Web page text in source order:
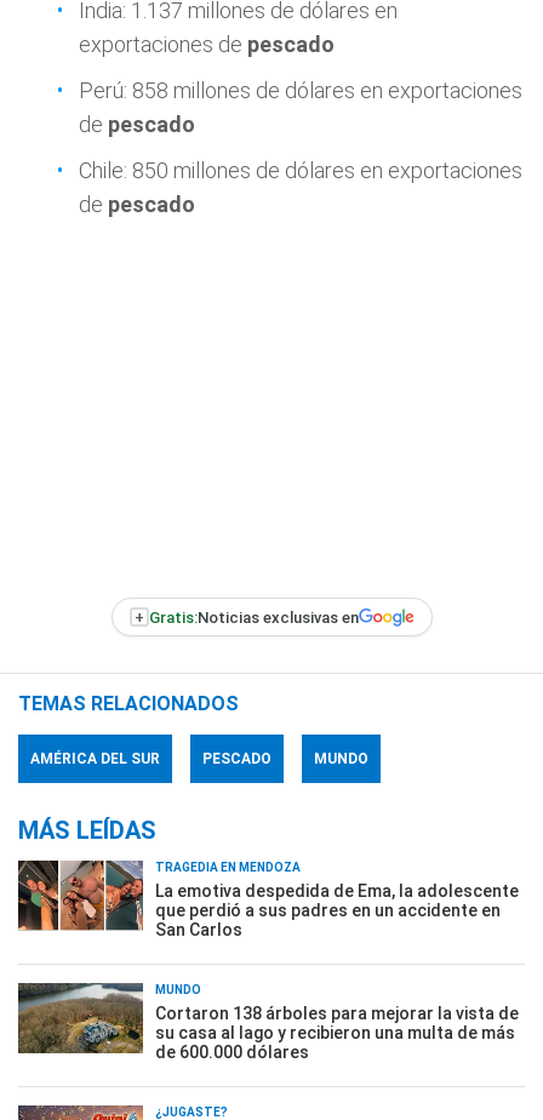
India: 1.137 millones de dólares en
exportaciones de pescado
Perú: 858 millones de dólares en exportaciones
de pescado
Chile: 850 millones de dólares en exportaciones
de pescado
+ Gratis:Noticias exclusivas en
TEMAS RELACIONADOS
AMÉRICA DEL SUR PESCADO MUNDO
MÁS LEÍDAS
TRAGEDIA EN MENDOZA
La emotiva despedida de Ema, la adolescente
que perdió a sus padres en un accidente en
San Carlos
MUNDO
Cortaron 138 árboles para mejorar la vista de
su casa al lago y recibieron una multa de más
de 600.000 dólares
¿JUGASTE?